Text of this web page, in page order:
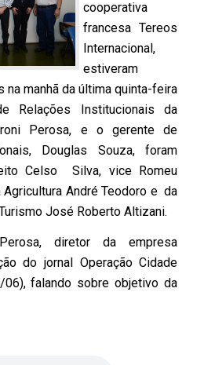
cooperativa
francesa Tereos
Internacional,
estiveram
na manhã da última quinta-feira
Relações Institucionais da
Perosa, e o gerente de
Douglas Souza, foram
Celso Silva, vice Romeu
André Teodoro e da
José Roberto Altizani.
diretor da empresa
do jornal Operação Cidade
falando sobre objetivo da